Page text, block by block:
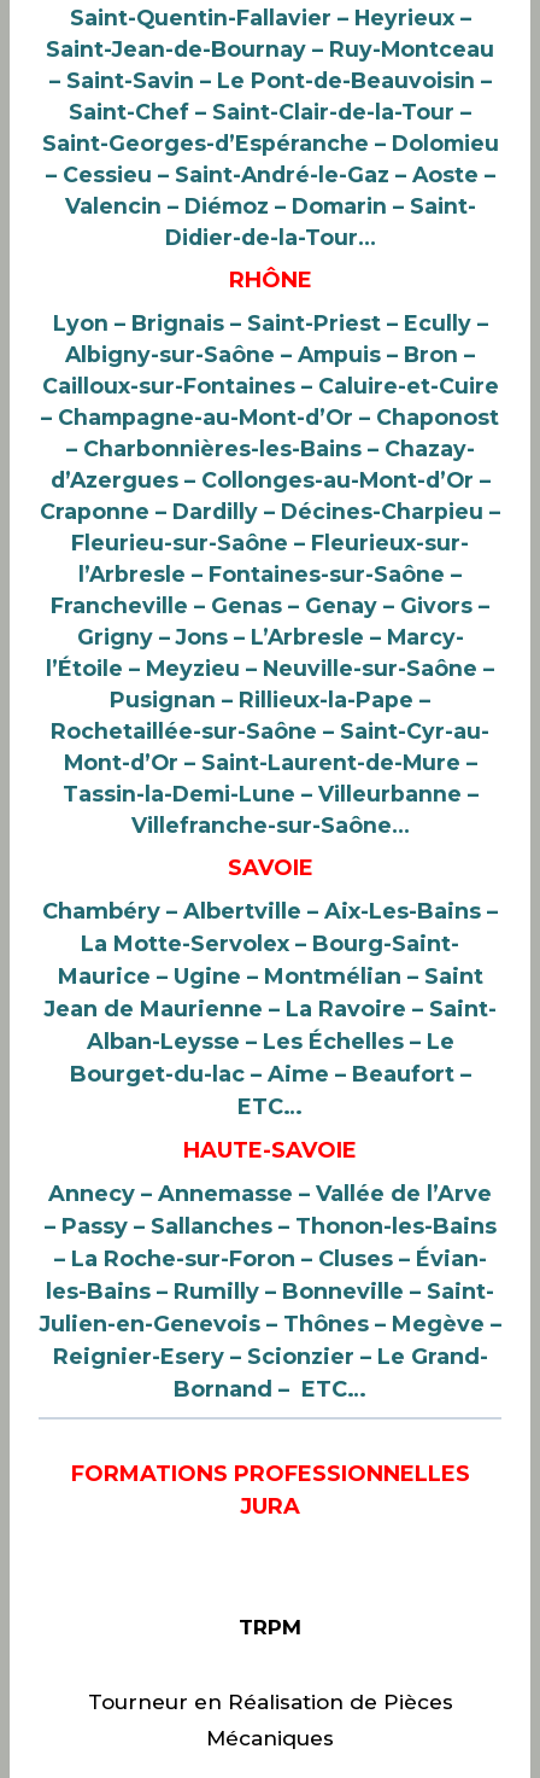
Saint-Quentin-Fallavier – Heyrieux –
Saint-Jean-de-Bournay – Ruy-Montceau
– Saint-Savin – Le Pont-de-Beauvoisin –
Saint-Chef – Saint-Clair-de-la-Tour –
Saint-Georges-d’Espéranche – Dolomieu
– Cessieu – Saint-André-le-Gaz – Aoste –
Valencin – Diémoz – Domarin – Saint-
Didier-de-la-Tour…
RHÔNE
Lyon – Brignais – Saint-Priest – Ecully –
Albigny-sur-Saône – Ampuis – Bron –
Cailloux-sur-Fontaines – Caluire-et-Cuire
– Champagne-au-Mont-d’Or – Chaponost
– Charbonnières-les-Bains – Chazay-
d’Azergues – Collonges-au-Mont-d’Or –
Craponne – Dardilly – Décines-Charpieu –
Fleurieu-sur-Saône – Fleurieux-sur-
l’Arbresle – Fontaines-sur-Saône –
Francheville – Genas – Genay – Givors –
Grigny – Jons – L’Arbresle – Marcy-
l’Étoile – Meyzieu – Neuville-sur-Saône –
Pusignan – Rillieux-la-Pape –
Rochetaillée-sur-Saône – Saint-Cyr-au-
Mont-d’Or – Saint-Laurent-de-Mure –
Tassin-la-Demi-Lune – Villeurbanne –
Villefranche-sur-Saône…
SAVOIE
Chambéry – Albertville – Aix-Les-Bains –
La Motte-Servolex – Bourg-Saint-
Maurice – Ugine – Montmélian – Saint
Jean de Maurienne – La Ravoire – Saint-
Alban-Leysse – Les Échelles – Le
Bourget-du-lac – Aime – Beaufort–
ETC…
HAUTE-SAVOIE
Annecy – Annemasse – Vallée de l’Arve
– Passy – Sallanches – Thonon-les-Bains
– La Roche-sur-Foron – Cluses – Évian-
les-Bains – Rumilly – Bonneville – Saint-
Julien-en-Genevois – Thônes – Megève –
Reignier-Esery – Scionzier – Le Grand-
Bornand – ETC…
FORMATIONS PROFESSIONNELLES
JURA
TRPM
Tourneur en Réalisation de Pièces
Mécaniques